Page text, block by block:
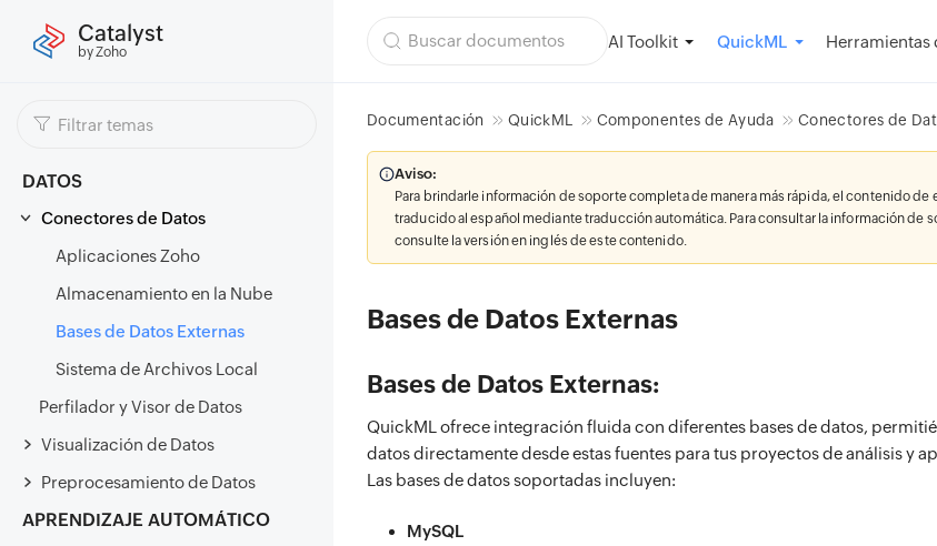
Catalyst
by Zoho
AI Toolkit QuickML Herramientas
DATOS
Conectores de Datos
Aplicaciones Zoho
Almacenamiento en la Nube
Bases de Datos Externas
Sistema de Archivos Local
Perfilador y Visor de Datos
Visualización de Datos
Preprocesamiento de Datos
APRENDIZAJE AUTOMÁTICO
Documentación QuickML Componentes de Ayuda Conectores de
Aviso:
Para brindarle información de soporte completa de manera más rápida, el contenido de
traducido al español mediante traducción automática. Para consultar la información de
consulte la versión en inglés de este contenido.
Bases de Datos Externas
Bases de Datos Externas:
QuickML ofrece integración fluida con diferentes bases de datos,
datos directamente desde estas fuentes para tus proyectos de análisis y
Las bases de datos soportadas incluyen:
MySQL